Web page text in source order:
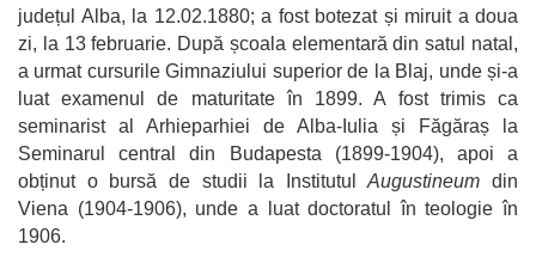
județul Alba, la 12.02.1880; a fost botezat și miruit a doua
zi, la 13 februarie. După școala elementară din satul natal,
a urmat cursurile Gimnaziului superior de la Blaj, unde și-a
luat examenul de maturitate în 1899. A fost trimis ca
seminarist al Arhieparhiei de Alba-Iulia și Făgăraș la
Seminarul central din Budapesta (1899-1904), apoi a
obținut o bursă de studii la InstitutulAugustineum din
Viena (1904-1906), unde a luat doctoratul în teologie în
1906.